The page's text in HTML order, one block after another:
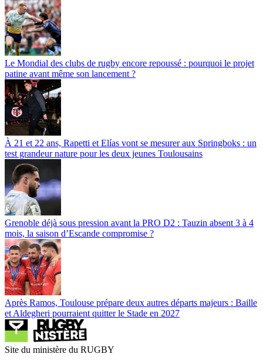
Le Mondial des clubs de rugby encore repoussé : pourquoi le projet
patine avant même son lancement ?
À 21 et 22 ans, Rapetti et Elías vont se mesurer aux Springboks : un
test grandeur nature pour les deux jeunes Toulousains
Grenoble déjà sous pression avant la PRO D2 : Tauzin absent 3 à 4
mois, la saison d’Escande compromise ?
Après Ramos, Toulouse prépare deux autres départs majeurs : Baille
et Aldegheri pourraient quitter le Stade en 2027
Site du ministère du RUGBY